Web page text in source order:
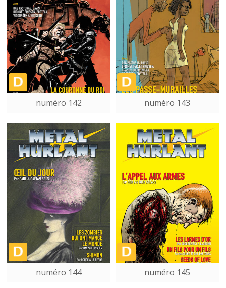
numéro 142 numéro 143
numéro 144 numéro 145